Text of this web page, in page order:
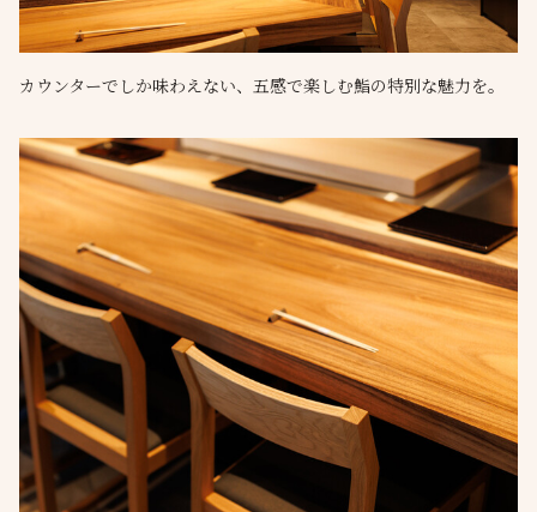
カウンターでしか味わえない、五感で楽しむ鮨の特別な魅力を。